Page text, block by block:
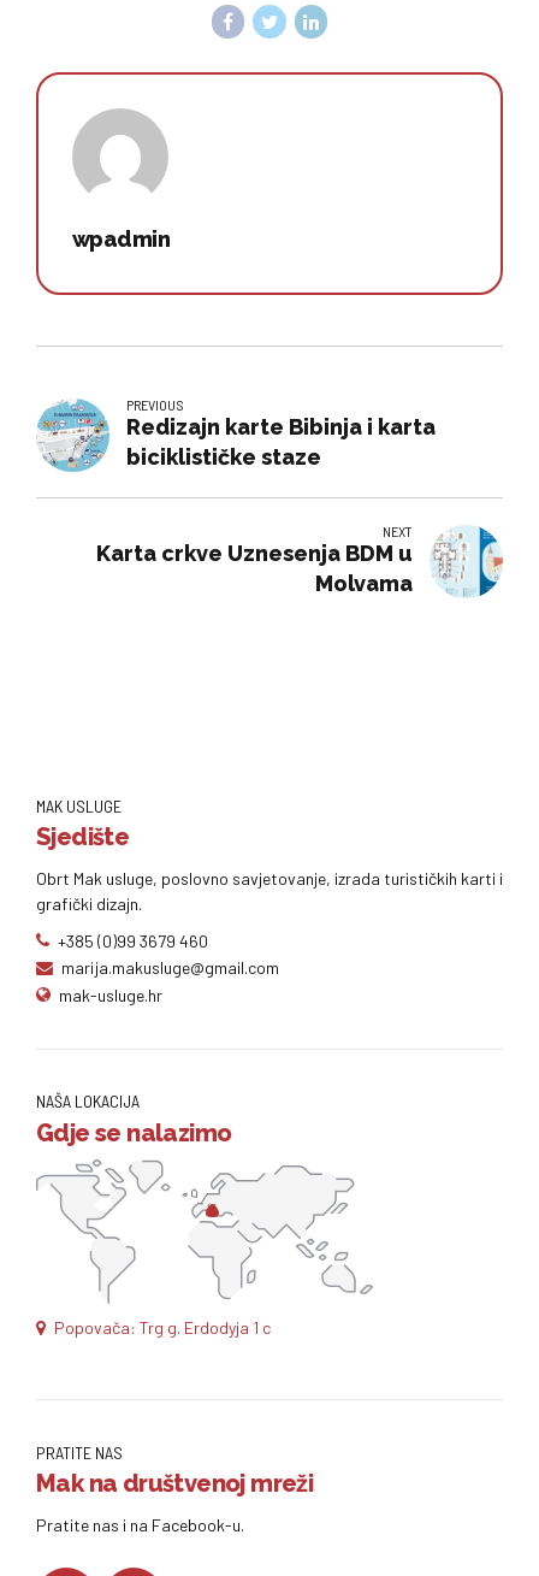
wpadmin
PREVIOUS
Redizajn karte Bibinja i karta
biciklističke staze
NEXT
Karta crkve Uznesenja BDM u
Molvama
MAK USLUGE
Sjedište
Obrt Mak usluge, poslovno savjetovanje, izrada turističkih karti i
grafički dizajn.
+385 (0)99 3679 460
marija.makusluge@gmail.com
mak-usluge.hr
NAŠA LOKACIJA
Gdje se nalazimo
Popovača: Trg g. Erdodyja 1 c
PRATITE NAS
Mak na društvenoj mreži
Pratite nas i na Facebook-u.